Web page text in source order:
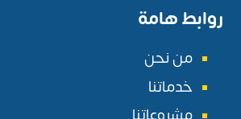
روابط هامة
من نحن
خدماتنا